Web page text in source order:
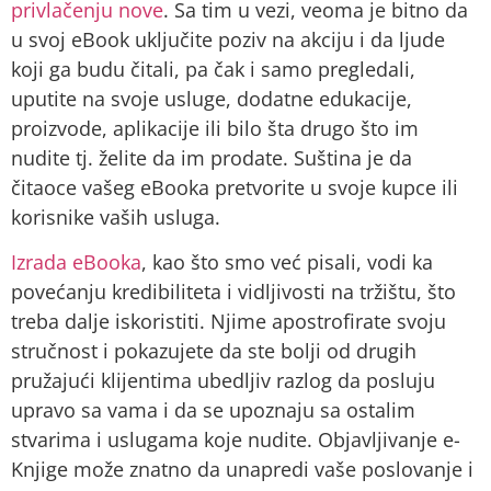
privlačenju nove. Sa tim u vezi, veoma je bitno da
u svoj eBook uključite poziv na akciju i da ljude
koji ga budu čitali, pa čak i samo pregledali,
uputite na svoje usluge, dodatne edukacije,
proizvode, aplikacije ili bilo šta drugo što im
nudite tj. želite da im prodate. Suština je da
čitaoce vašeg eBooka pretvorite u svoje kupce ili
korisnike vaših usluga.
Izrada eBooka, kao što smo već pisali, vodi ka
povećanju kredibiliteta i vidljivosti na tržištu, što
treba dalje iskoristiti. Njime apostrofirate svoju
stručnost i pokazujete da ste bolji od drugih
pružajući klijentima ubedljiv razlog da posluju
upravo sa vama i da se upoznaju sa ostalim
stvarima i uslugama koje nudite. Objavljivanje e-
Knjige može znatno da unapredi vaše poslovanje i